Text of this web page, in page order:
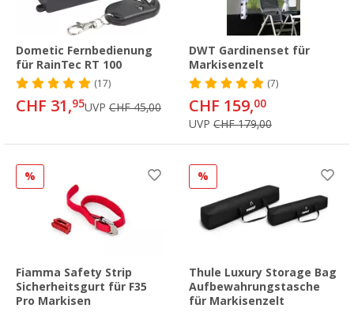
Dometic Fernbedienung
für RainTec RT 100
(17)
CHF 31,95UVP CHF 45,00
DWT Gardinenset für
Markisenzelt
(7)
CHF 159,00
UVP CHF 179,00
%
Fiamma Safety Strip
Sicherheitsgurt für F35
Pro Markisen
%
Thule Luxury Storage Bag
Aufbewahrungstasche
für Markisenzelt